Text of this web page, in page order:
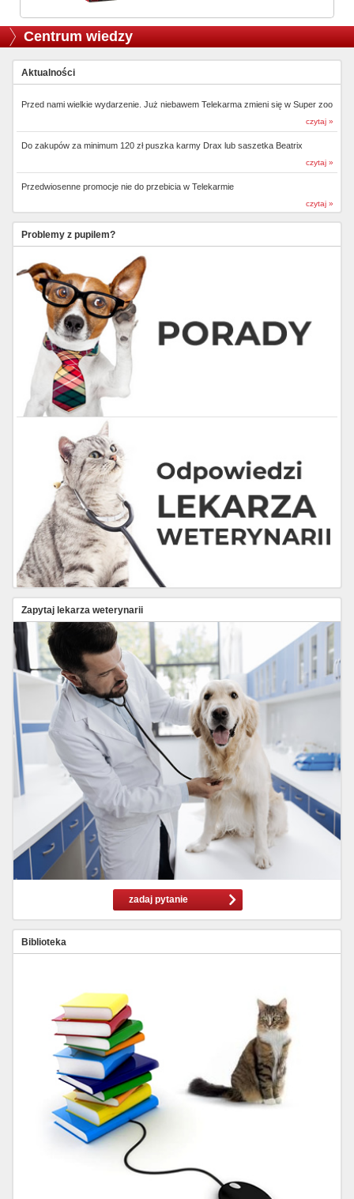
Centrum wiedzy
Aktualności
Przed nami wielkie wydarzenie. Już niebawem Telekarma zmieni się w Super zoo
czytaj »
Do zakupów za minimum 120 zł puszka karmy Drax lub saszetka Beatrix
czytaj »
Przedwiosenne promocje nie do przebicia w Telekarmie
czytaj »
Problemy z pupilem?
Zapytaj lekarza weterynarii
zadaj pytanie
Biblioteka